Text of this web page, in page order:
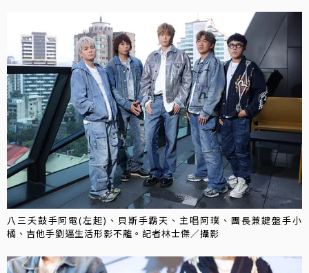
八三夭鼓手阿電(左起)、貝斯手霸天、主唱阿璞、團長兼鍵盤手小
橘、吉他手劉逼生活形影不離。記者林士傑／攝影